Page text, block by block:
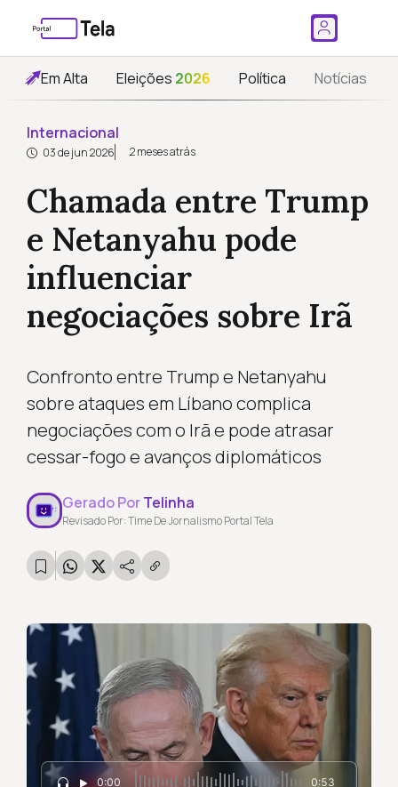
Em Alta Eleições 2026 Política Notícias
Internacional
03 de jun 2026 2 meses atrás
Chamada entre Trump
e Netanyahu pode
influenciar
negociações sobre Irã
Confronto entre Trump e Netanyahu
sobre ataques em Líbano complica
negociações com o Irã e pode atrasar
cessar-fogo e avanços diplomáticos
Gerado PorTelinha
Revisado Por: Time De Jornalismo Portal Tela
0:00 0:53